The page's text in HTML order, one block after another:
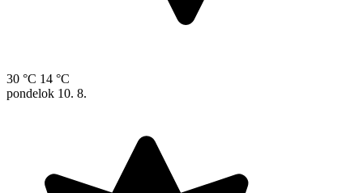
30 °C 14 °C
pondelok 10. 8.